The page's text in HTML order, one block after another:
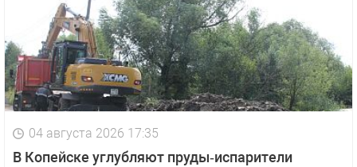
04 августа 2026 17:35
В Копейске углубляют пруды‑испарители